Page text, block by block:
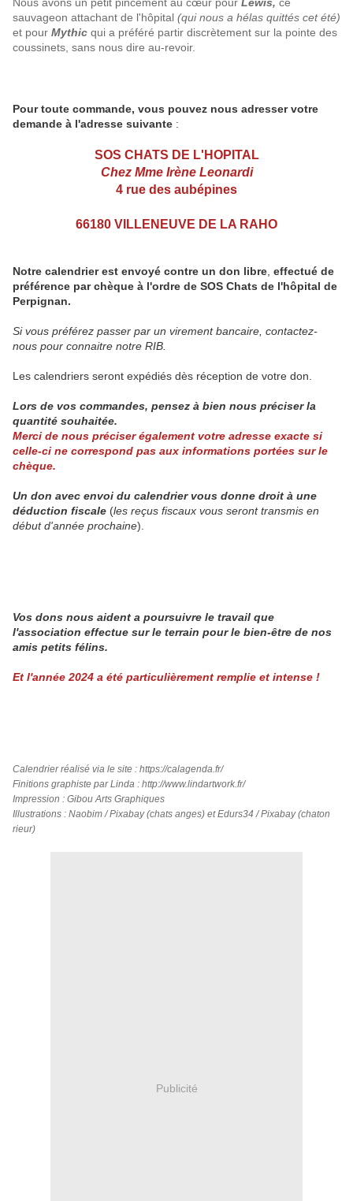
sauvageon attachant de l'hôpital (qui nous a hélas quittés cet été)
et pour Mythic qui a préféré partir discrètement sur la pointe des
coussinets, sans nous dire au-revoir.
Pour toute commande, vous pouvez nous adresser votre
demande à l'adresse suivante :
SOS CHATS DE L'HOPITAL
Chez Mme Irène Leonardi
4 rue des aubépines
66180 VILLENEUVE DE LA RAHO
Notre calendrier est envoyé contre un don libre effectué de
préférence par chèque à l'ordre de SOS Chats de l'hôpital de
Perpignan.
Si vous préférez passer par un virement bancaire, contactez-
nous pour connaitre notre RIB.
Les calendriers seront expédiés dès réception de votre don.
Lors de vos commandes, pensez à bien nous préciser la
quantité souhaitée.
Merci de nous préciser également votre adresse exacte si
celle-ci ne correspond pas aux informations portées sur le
chèque.
Un don avec envoi du calendrier vous donne droit à une
déduction fiscale (les reçus fiscaux vous seront transmis en
début d'année prochaine).
Vos dons nous aident a poursuivre le travail que
l'association effectue sur le terrain pour le bien-être de nos
amis petits félins.
Et l'année 2024 a été particulièrement remplie et intense !
Calendrier réalisé via le site : https://calagenda.fr/
Finitions graphiste par Linda : http://www.lindartwork.fr/
Impression : Gibou Arts Graphiques
Illustrations : Naobim / Pixabay (chats anges) et Edurs34 / Pixabay (chaton
rieur)
Publicité